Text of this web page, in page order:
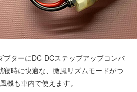
プターにDC-DCステップアップコンバ
時に快適な、微風リズムモードがつ
機も車内で使えます。